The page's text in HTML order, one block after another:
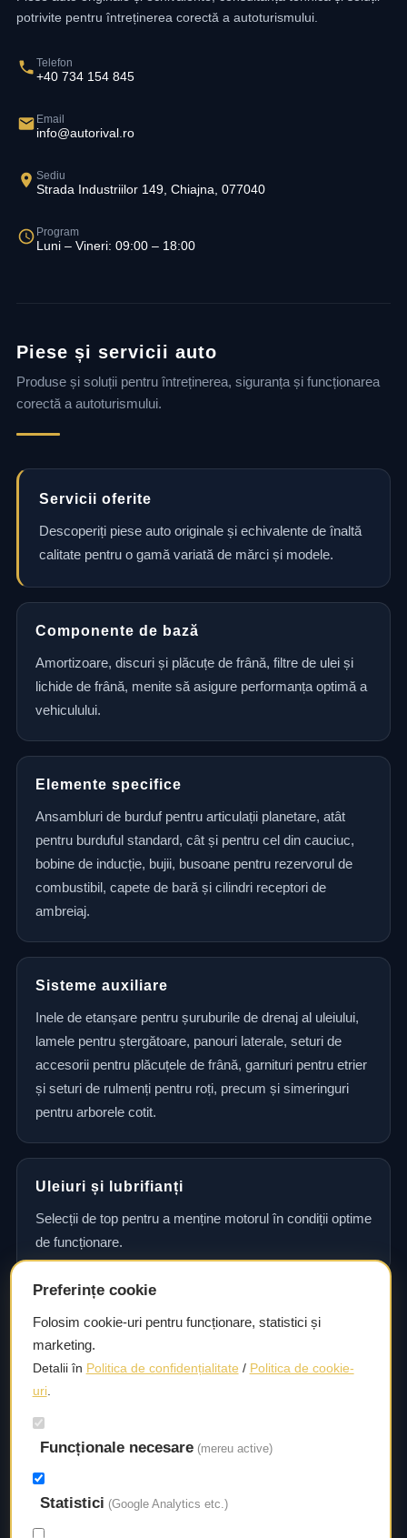
potrivite pentru întreținerea corectă a autoturismului.
Telefon
+40 734 154 845
Email
info@autorival.ro
Sediu
Strada Industriilor 149, Chiajna, 077040
Program
Luni – Vineri: 09:00 – 18:00
Piese și servicii auto
Produse și soluții pentru întreținerea, siguranța și funcționarea
corectă a autoturismului.
Servicii oferite
Descoperiți piese auto originale și echivalente de înaltă
calitate pentru o gamă variată de mărci și modele.
Componente de bază
Amortizoare, discuri și plăcuțe de frână, filtre de ulei și
lichide de frână, menite să asigure performanța optimă a
vehiculului.
Elemente specifice
Ansambluri de burduf pentru articulații planetare, atât
pentru burduful standard, cât și pentru cel din cauciuc,
bobine de inducție, bujii, busoane pentru rezervorul de
combustibil, capete de bară și cilindri receptori de
ambreiaj.
Sisteme auxiliare
Inele de etanșare pentru șuruburile de drenaj al uleiului,
lamele pentru ștergătoare, panouri laterale, seturi de
accesorii pentru plăcuțele de frână, garnituri pentru etrier
și seturi de rulmenți pentru roți, precum și simeringuri
pentru arborele cotit.
Uleiuri și lubrifianți
Selecții de top pentru a menține motorul în condiții optime
de funcționare.
Consultanță și asistență tehnică
Consultanță și asistență tehnică pentru alegerea pieselor
potrivite și efectuarea reparațiilor sau întreținerii corecte.
Livrare rapidă
Asigurăm un timp de livrare scurt, astfel încât să aveți
acces la piesele necesare fără întârzieri.
Preferințe cookie
Folosim cookie-uri pentru funcționare, statistici și
marketing.
Detalii în Politica de confidențialitate / Politica de cookie-
uri.
Funcționale necesare (mereu active)
Statistici (Google Analytics etc.)